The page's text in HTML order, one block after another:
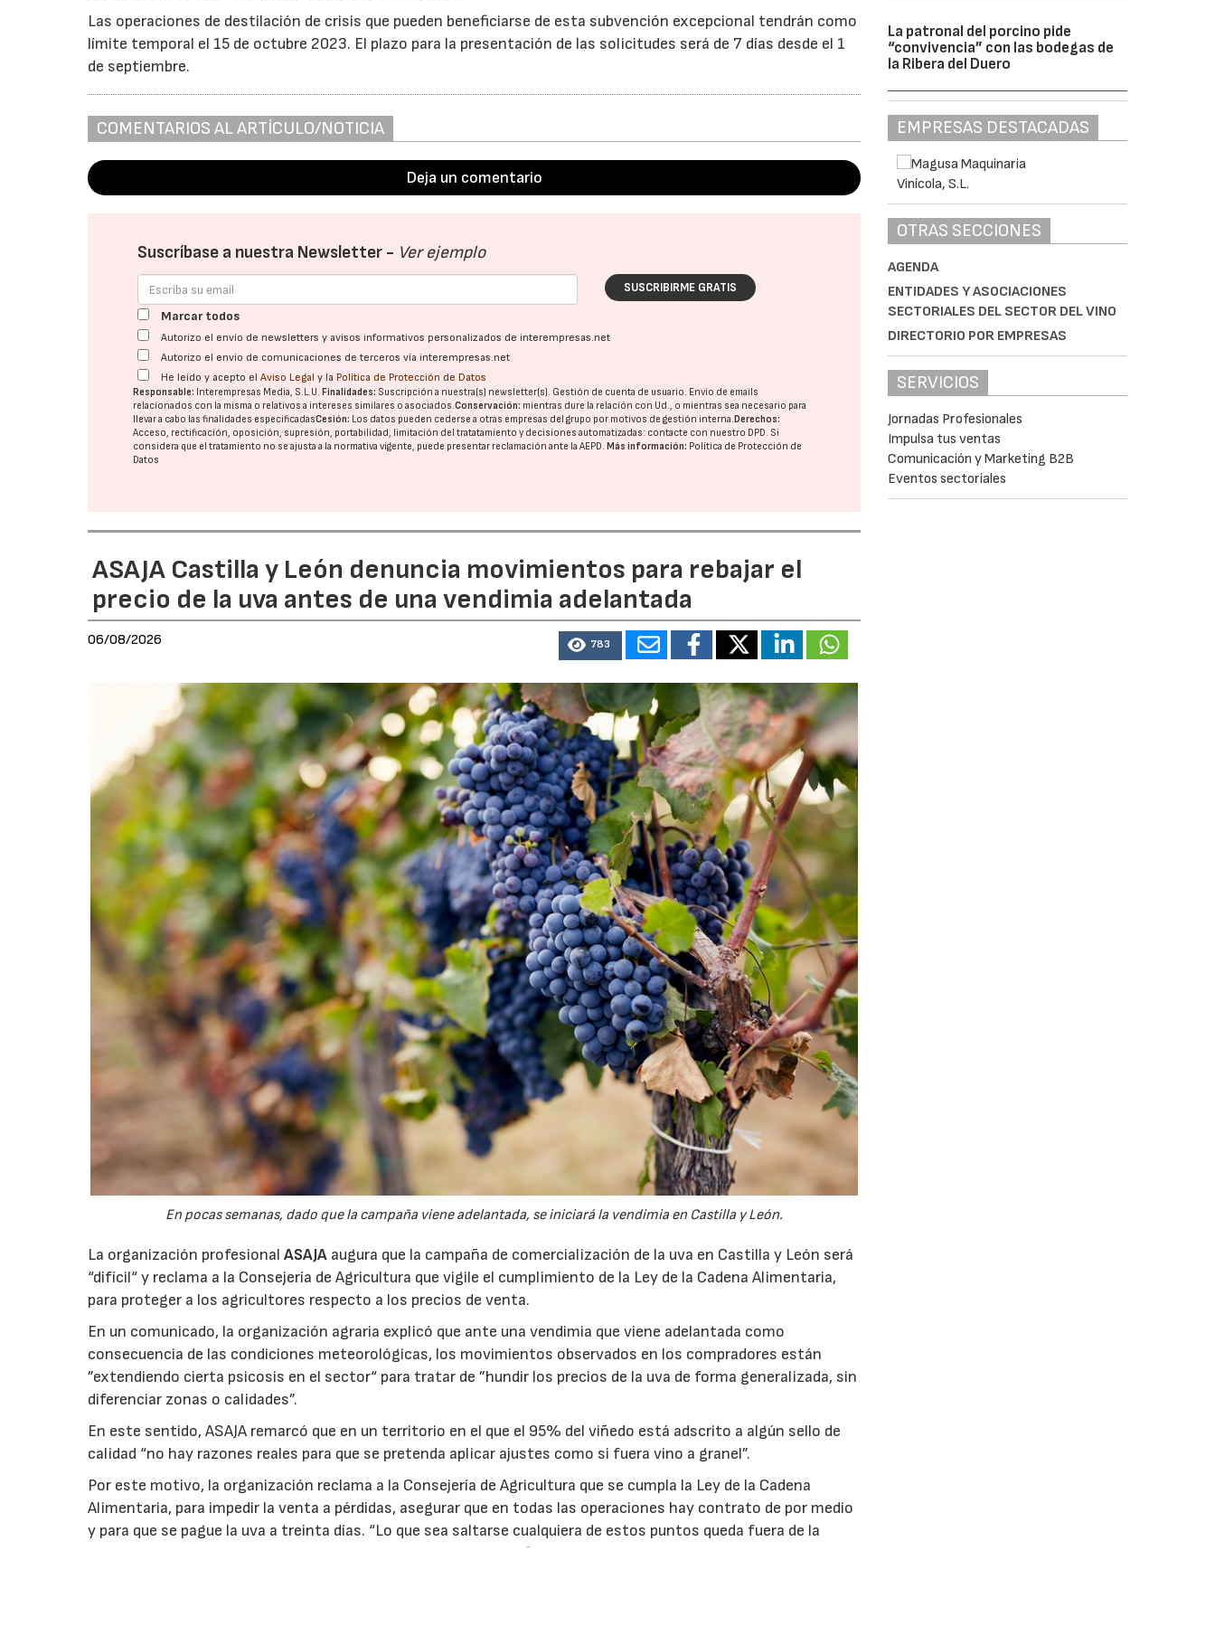
Las operaciones de destilación de crisis que pueden beneficiarse de esta subvención excepcional tendrán como
límite temporal el 15 de octubre 2023. El plazo para la presentación de las solicitudes será de 7 días desde el 1
de septiembre.
COMENTARIOS AL ARTÍCULO/NOTICIA
Deja un comentario
Suscríbase a nuestra Newsletter - Ver ejemplo
SUSCRIBIRME GRATIS
Marcar todos
Autorizo el envío de newsletters y avisos informativos personalizados de interempresas.net
Autorizo el envío de comunicaciones de terceros vía interempresas.net
He leído y acepto elAviso Legal y la Política de Protección de Datos
Responsable: Interempresas Media, S.L.U.Finalidades: Suscripción a nuestra(s) newsletter(s). Gestión de cuenta de usuario. Envío de emails
relacionados con la misma o relativos a intereses similares o asociados.Conservación: mientras dure la relación con Ud., o mientras sea necesario para
llevar a cabo las finalidades especificadasCesión: Los datos pueden cederse a otras empresas del grupo por motivos de gestión interna.Derechos:
Acceso, rectificación, oposición, supresión, portabilidad, limitación del tratatamiento y decisiones automatizadas: contacte con nuestro DPD. Si
considera que el tratamiento no se ajusta a la normativa vigente, puede presentar reclamación ante laAEPD.Más información: Política de Protección de
Datos
ASAJA Castilla y León denuncia movimientos para rebajar el
precio de la uva antes de una vendimia adelantada
06/08/2026 783
En pocas semanas, dado que la campaña viene adelantada, se iniciará la vendimia en Castilla y León.
La organización profesionalASAJA augura que la campaña de comercialización de la uva en Castilla y León será
“difícil“ y reclama a la Consejería de Agricultura que vigile el cumplimiento de la Ley de la Cadena Alimentaria,
para proteger a los agricultores respecto a los precios de venta.
En un comunicado, la organización agraria explicó que ante una vendimia que viene adelantada como
consecuencia de las condiciones meteorológicas, los movimientos observados en los compradores están
”extendiendo cierta psicosis en el sector“ para tratar de ”hundir los precios de la uva de forma generalizada, sin
diferenciar zonas o calidades”.
En este sentido, ASAJA remarcó que en un territorio en el que el 95% del viñedo está adscrito a algún sello de
calidad “no hay razones reales para que se pretenda aplicar ajustes como si fuera vino a granel”.
Por este motivo, la organización reclama a la Consejería de Agricultura que se cumpla la Ley de la Cadena
Alimentaria, para impedir la venta a pérdidas, asegurar que en todas las operaciones hay contrato de por medio
y para que se pague la uva a treinta días. “Lo que sea saltarse cualquiera de estos puntos queda fuera de la
legalidad, y la Administración debe actuar con contundencia”, afirmó ASAJA en un comunicado en el que
La patronal del porcino pide
“convivencia” con las bodegas de
la Ribera del Duero
EMPRESAS DESTACADAS
OTRAS SECCIONES
AGENDA
ENTIDADES Y ASOCIACIONES
SECTORIALES DEL SECTOR DEL VINO
DIRECTORIO POR EMPRESAS
SERVICIOS
Jornadas Profesionales
Impulsa tus ventas
Comunicación y Marketing B2B
Eventos sectoriales